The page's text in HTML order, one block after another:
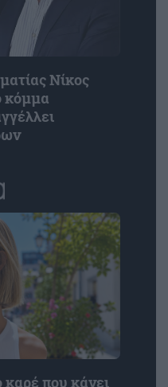
Νίκος
κόμμα
καρέ που κάνει